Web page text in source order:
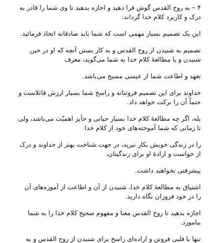
۴ – به روح القدس گوش فرا دهید و اجازه بدهید تا وی شما را قادر به
درک و کاربرد کلام خدا گرداند:
این یک تصمیم بسیار مهمی است که شما باید صادقانه اتخاذ فرمائید.
تصمیم به شنیدن از روح القدس و به کار بستن آنچه که او در حین
شنیدن و یا مطالعهٔ کلام خدا به شما می‌‌گوید، معرف
تعهد و اطاعت شما از عیسی مسیح می‌‌باشد.
خداوند برای این تصمیم فروتنانه و راسخ شما بسیار ارزش قائلاست و
حتماً آن را برکت خواهد داد.
بله، اگر چه مطالعهٔ کلام خدا بسیار حیاتی و حأیز اهمیّت می‌‌باشد، ولی‌
تا زمانی که شما آموخته‌های خود از کلام خدا
را در زندگی خویش بکار نبرید، در جهت شناخت بهتر از خداوند و درک
از خواست و ارادهٔ او برای زندگیتان،
پیشرفتی نخواهید داشت.
اشتیاق به مطالعهٔ کلام خدا، شنیدن از آن و اطاعت از آموزه‌های آن
را در خود فروزان نگاه دارید.
اجازه بدهید تا روح القدس معنا و مفهوم صحیح کلام خدا را به شما
بیاموزد.
تنها با قلبی فروتن و اراده‌ای راسخ برای شنیدن از روح القدس و به